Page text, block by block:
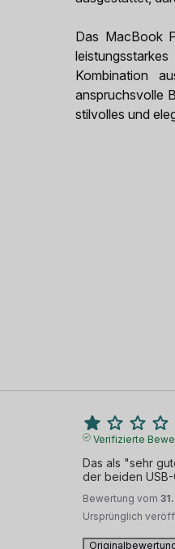
Das MacBook
Kombination
anspruchsvolle
stilvolles und
Verifizierte
Das als "sehr
der beiden
Bewertung vom
Ursprünglich